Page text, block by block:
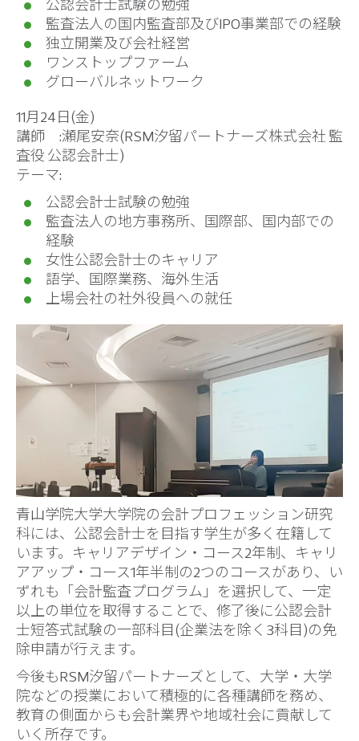
公認会計士試験の勉強
監査法人の国内監査部及びIPO事業部での経験
独立開業及び会社経営
ワンストップファーム
グローバルネットワーク
11月24日(金)
講師 :瀬尾安奈(RSM汐留パートナーズ株式会社 監
査役 公認会計士)
テーマ:
公認会計士試験の勉強
監査法人の地方事務所、国際部、国内部での
経験
女性公認会計士のキャリア
語学、国際業務、海外生活
上場会社の社外役員への就任
青山学院大学大学院の会計プロフェッション研究
科には、公認会計士を目指す学生が多く在籍して
います。キャリアデザイン・コース2年制、キャリ
アアップ・コース1年半制の2つのコースがあり、い
ずれも「会計監査プログラム」を選択して、一定
以上の単位を取得することで、修了後に公認会計
士短答式試験の一部科目(企業法を除く3科目)の免
除申請が行えます。
今後もRSM汐留パートナーズとして、大学・大学
院などの授業において積極的に各種講師を務め、
教育の側面からも会計業界や地域社会に貢献して
いく所存です。